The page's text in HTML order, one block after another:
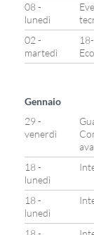
08 -
lunedì
02 -
martedì
Gennaio
29 -
venerdì
18 -
lunedì
18 -
lunedì